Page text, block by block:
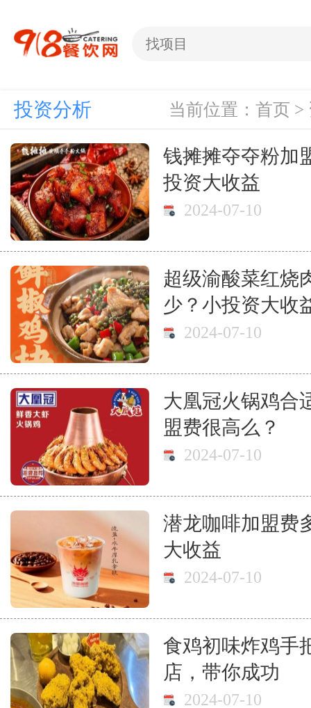
投资分析 当前位置： 首页 >
钱摊摊夺夺粉加
投资大收益
2024-07-10
超级渝酸菜红烧
少？小投资大收
2024-07-10
大凰冠火锅鸡合
盟费很高么？
2024-07-10
潜龙咖啡加盟费
大收益
2024-07-10
食鸡初味炸鸡手
店，带你成功
2024-07-10